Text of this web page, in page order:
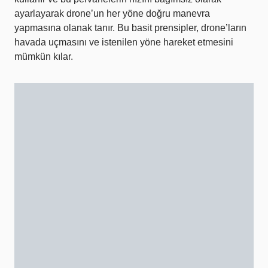
ayarlayarak drone’un her yöne doğru manevra
yapmasına olanak tanır. Bu basit prensipler, drone’ların
havada uçmasını ve istenilen yöne hareket etmesini
mümkün kılar.